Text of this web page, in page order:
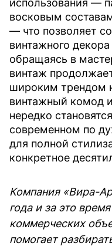
использования —
восковым
— что позволяет
винтажного
обращаясь в
винтаж
широким трендом
винтажный комод
нередко
современном по
для полной
конкретное
Компания «Вира-
года и за это
коммерческих
помогает